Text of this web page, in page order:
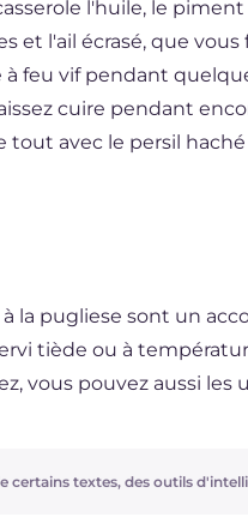
l'huile, le
et l'ail écrasé, que
à feu vif pendant
cuire pendant
tout avec le persil haché
à la pugliese sont un
tiède ou à
vous pouvez aussi
certains textes, des outils